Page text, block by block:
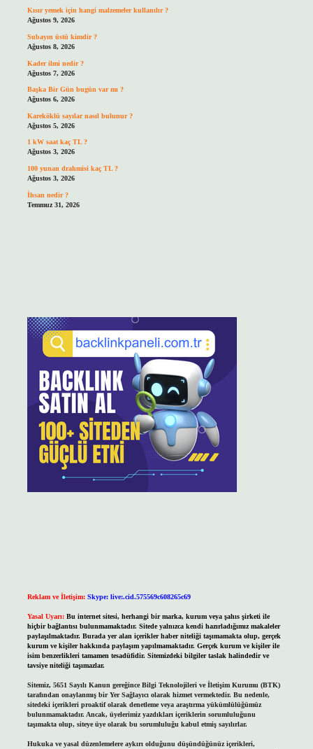
Kısır yemek için hangi malzemeler kullanılır ?
Ağustos 9, 2026
Subayın üstü kimdir ?
Ağustos 8, 2026
Kader ilmi nedir ?
Ağustos 7, 2026
Başka Bir Gün bugün var mı ?
Ağustos 6, 2026
Kareköklü sayılar nasıl bulunur ?
Ağustos 5, 2026
1 kW saat kaç TL ?
Ağustos 3, 2026
100 yunan drahmisi kaç TL ?
Ağustos 3, 2026
İhsan nedir ?
Temmuz 31, 2026
Reklam ve İletişim: Skype: live:.cid.575569c608265c69
Yasal Uyarı: Bu internet sitesi, herhangi bir marka, kurum veya şahıs şirketi ile
hiçbir bağlantısı bulunmamaktadır. Sitede yalnızca kendi hazırladığımız makaleler
paylaşılmaktadır. Burada yer alan içerikler haber niteliği taşımamakta olup, gerçek
kurum ve kişiler hakkında paylaşım yapılmamaktadır. Gerçek kurum ve kişiler ile
isim benzerlikleri tamamen tesadüfidir. Sitemizdeki bilgiler taslak halindedir ve
tavsiye niteliği taşımazlar.
Sitemiz, 5651 Sayılı Kanun gereğince Bilgi Teknolojileri ve İletişim Kurumu (BTK)
tarafından onaylanmış bir Yer Sağlayıcı olarak hizmet vermektedir. Bu nedenle,
sitedeki içerikleri proaktif olarak denetleme veya araştırma yükümlülüğümüz
bulunmamaktadır. Ancak, üyelerimiz yazdıkları içeriklerin sorumluluğunu
taşımakta olup, siteye üye olarak bu sorumluluğu kabul etmiş sayılırlar.
Hukuka ve yasal düzenlemelere aykırı olduğunu düşündüğünüz içerikleri,